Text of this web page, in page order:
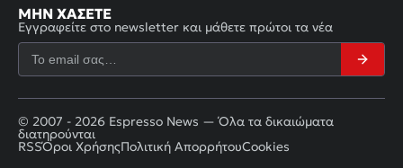
ΜΗΝ ΧΆΣΕΤΕ
Εγγραφείτε στο newsletter και μάθετε πρώτοι τα νέα
© 2007 - 2026 Espresso News — Όλα τα δικαιώματα
διατηρούνται
RSSΌροι ΧρήσηςΠολιτική ΑπορρήτουCookies